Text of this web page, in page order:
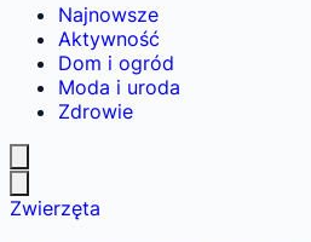
Najnowsze
Aktywność
Dom i ogród
Moda i uroda
Zdrowie
Zwierzęta